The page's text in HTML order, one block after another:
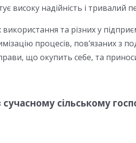
високу надійність і тривалий
та різних у
процесів, пов’язаних з
що окупить себе, та
сільському